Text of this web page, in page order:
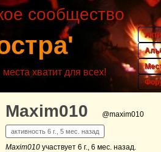
сообщество
места хватит для всех!
Maxim010 @maxim010
активность 6 г., 5 мес. назад
Maxim010 участвует 6 г., 6 мес. назад.